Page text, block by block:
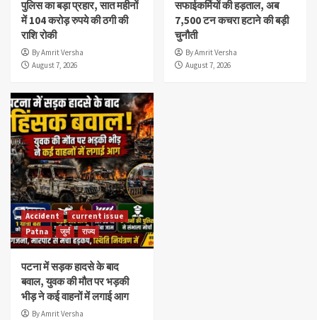
पुलिस का बड़ा प्रहार, सात महीनों
में 104 करोड़ रुपये की ठगी की
राशि रोकी
By Amrit Versha
August 7, 2026
सफाईकर्मियों की हड़ताल, अब
7,500 टन कचरा हटाने की बड़ी
चुनौती
By Amrit Versha
August 7, 2026
Accident
current issue
Patna
जुर्म राज्य
पटना में सड़क हादसे के बाद
बवाल, युवक की मौत पर भड़की
भीड़ ने कई वाहनों में लगाई आग
By Amrit Versha